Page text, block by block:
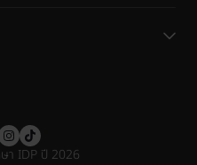
า IDP ปี 2026